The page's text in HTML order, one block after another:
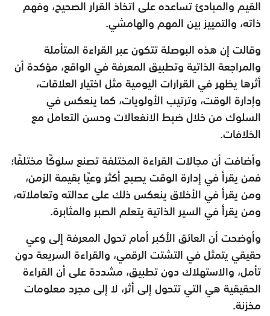
القيم والمبادئ تساعده على اتخاذ القرار الصحيح، وفهم
ذاته، والتمييز بين المهم والهامشي.
وقالت إن هذه البوصلة تتكون عبر القراءة المتأملة
والمراجعة الذاتية وتطبيق المعرفة في الواقع، مؤكدة أن
أثرها يظهر في القرارات اليومية مثل اختيار العلاقات،
وإدارة الوقت، وترتيب الأولويات، كما ينعكس في
السلوك من خلال ضبط الانفعالات وحسن التعامل مع
الخلافات.
وأضافت أن مجالات القراءة المختلفة تصنع سلوكًا مختلفًا؛
فمن يقرأ في إدارة الوقت يصبح أكثر وعيًا بقيمة الزمن،
ومن يقرأ في الأخلاق ينعكس ذلك على عدالته وتعاملاته،
ومن يقرأ في السير الذاتية يتعلم الصبر والمثابرة.
وأوضحت أن العائق الأكبر أمام تحول المعرفة إلى وعي
حقيقي يتمثل في التشتت الرقمي، والقراءة السريعة دون
تأمل، والاستهلاك دون تطبيق، مشددة على أن القراءة
الحقيقية هي التي تتحول إلى أثر، لا إلى مجرد معلومات
مخزنة.